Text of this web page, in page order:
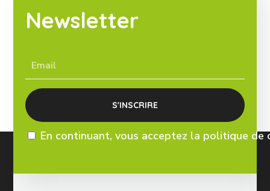
Newsletter
En continuant, vous acceptez la politique